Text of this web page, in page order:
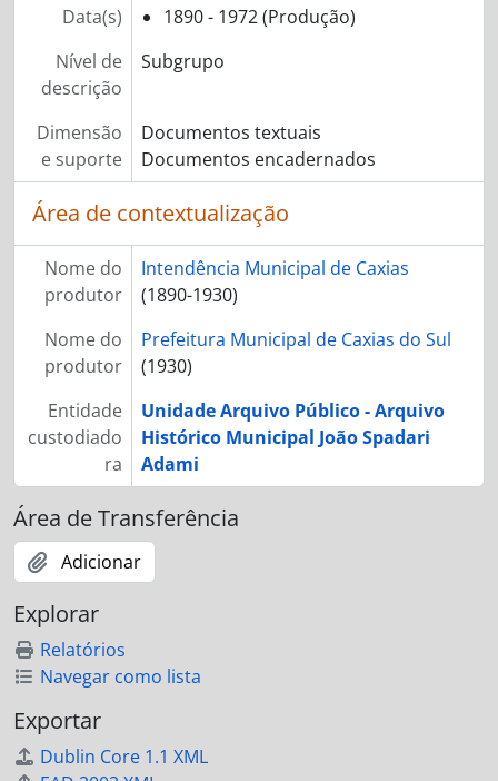
Data(s)
1890 - 1972 (Produção)
Nível de
descrição
Subgrupo
Dimensão
e suporte
Documentos textuais
Documentos encadernados
Área de contextualização
Nome do
produtor
Intendência Municipal de Caxias
(1890-1930)
Nome do
produtor
Prefeitura Municipal de Caxias do Sul
(1930)
Entidade
custodiado
ra
Unidade Arquivo Público - Arquivo
Histórico Municipal João Spadari
Adami
Área de Transferência
Adicionar
Explorar
Relatórios
Navegar como lista
Exportar
Dublin Core 1.1 XML